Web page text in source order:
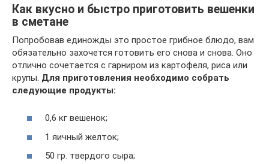
Как вкусно и быстро приготовить вешенки
в сметане
Попробовав единожды это простое грибное блюдо, вам
обязательно захочется готовить его снова и снова. Оно
отлично сочетается с гарниром из картофеля, риса или
крупы. Для приготовления необходимо собрать
следующие продукты:
0,6 кг вешенок;
1 яичный желток;
50 гр. твердого сыра;